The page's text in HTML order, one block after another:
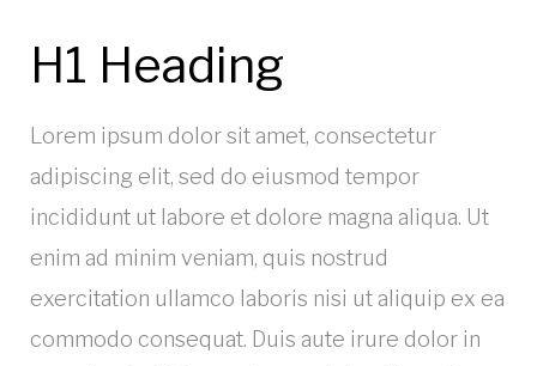
H1 Heading
Lorem ipsum dolor sit amet, consectetur
adipiscing elit, sed do eiusmod tempor
incididunt ut labore et dolore magna aliqua. Ut
enim ad minim veniam, quis nostrud
exercitation ullamco laboris nisi ut aliquip ex ea
commodo consequat. Duis aute irure dolor in